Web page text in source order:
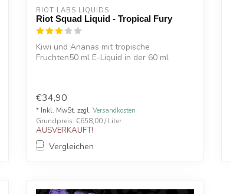
RIOT LABS LIQUIDS
Riot Squad Liquid - Tropical Fury
Kiwi und Ananas mit tropische
Fruchten50 ml E-Liquid in der 60 ml
€34,90
* Inkl. MwSt. zzgl. Versandkosten
Grundpreis: €658,00 / Liter
AUSVERKAUFT!
Vergleichen